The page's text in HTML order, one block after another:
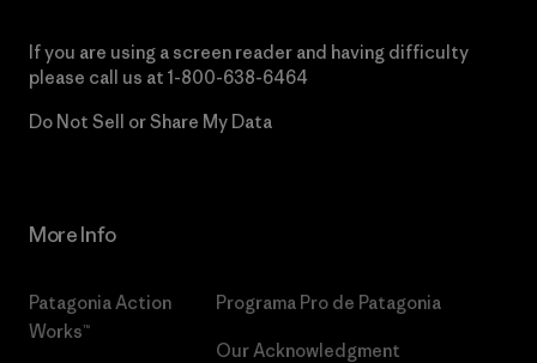
If you are using a screen reader and having difficulty
please call us at 1-800-638-6464
Do Not Sell or Share My Data
More Info
Patagonia Action
Works™
Programa Pro de Patagonia
Our Acknowledgment